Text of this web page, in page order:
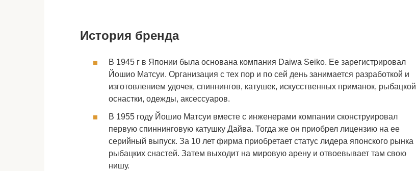
История бренда
В 1945 г в Японии была основана компания Daiwa Seiko. Ее зарегистрировал
Йошио Матсуи. Организация с тех пор и по сей день занимается разработкой и
изготовлением удочек, спиннингов, катушек, искусственных приманок, рыбацкой
оснастки, одежды, аксессуаров.
В 1955 году Йошио Матсуи вместе с инженерами компании сконструировал
первую спиннинговую катушку Дайва. Тогда же он приобрел лицензию на ее
серийный выпуск. За 10 лет фирма приобретает статус лидера японского рынка
рыбацких снастей. Затем выходит на мировую арену и отвоевывает там свою
нишу.